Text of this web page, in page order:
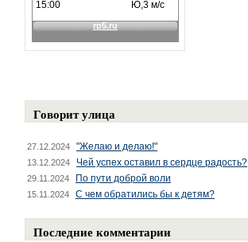
Говорит улица
27.12.2024 "Желаю и делаю!"
13.12.2024 Чей успех оставил в сердце радость?
29.11.2024 По пути доброй воли
15.11.2024 С чем обратились бы к детям?
Последние комментарии